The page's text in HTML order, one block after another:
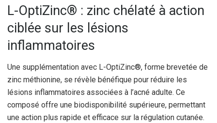
L-OptiZinc® : zinc chélaté à action
ciblée sur les lésions
inflammatoires
Une supplémentation avec L-OptiZinc®, forme brevetée de
zinc méthionine, se révèle bénéfique pour réduire les
lésions inflammatoires associées à l’acné adulte. Ce
composé offre une biodisponibilité supérieure, permettant
une action plus rapide et efficace sur la régulation cutanée.